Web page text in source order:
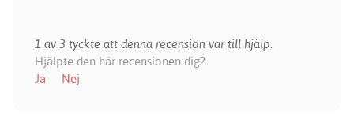
1 av 3 tyckte att denna recension var till hjälp.
Hjälpte den här recensionen dig?
Ja
Nej